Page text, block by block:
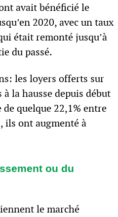
avait bénéficié le
2020, avec un taux
était remonté jusqu’à
du passé.
les loyers offerts sur
la hausse depuis début
de quelque 22,1% entre
ils ont augmenté à
ou du
le marché